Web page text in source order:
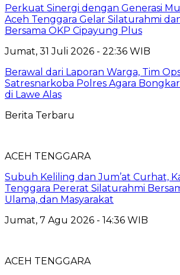
Perkuat Sinergi dengan Generasi
Aceh Tenggara Gelar Silaturahmi
Bersama OKP Cipayung Plus
Jumat, 31 Juli 2026 - 22:36 WIB
Berawal dari Laporan Warga, Tim
Satresnarkoba Polres Agara
di Lawe Alas
Berita Terbaru
ACEH TENGGARA
Subuh Keliling dan Jum’at Curhat,
Tenggara Pererat Silaturahmi
Ulama, dan Masyarakat
Jumat, 7 Agu 2026 - 14:36 WIB
ACEH TENGGARA